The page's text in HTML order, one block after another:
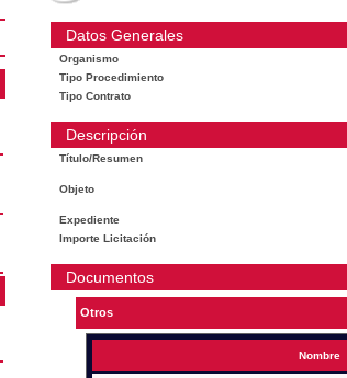
Datos Generales
Organismo
Tipo Procedimiento
Tipo Contrato
Descripción
Título/Resumen
Objeto
Expediente
Importe Licitación
Documentos
Otros
Nombre